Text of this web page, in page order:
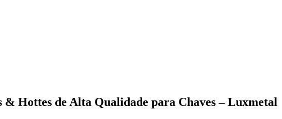
& Hottes de Alta Qualidade para Chaves – Luxmetal